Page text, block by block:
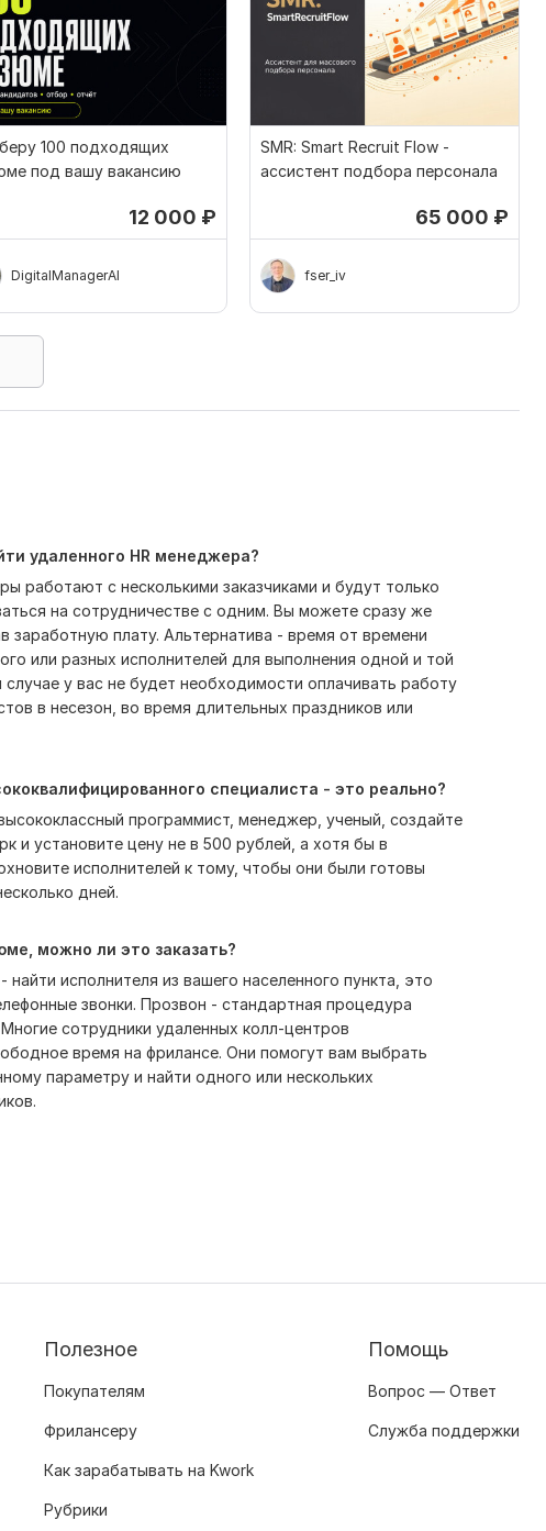
100 подходящих
под вашу вакансию
12 000 ₽
DigitalManagerAI
SMR: Smart Recruit Flow -
ассистент подбора персонала
65 000 ₽
fser_iv
удаленного HR менеджера?
работают с несколькими заказчиками и будут только
на сотрудничестве с одним. Вы можете сразу же
заработную плату. Альтернатива - время от времени
или разных исполнителей для выполнения одной и той
у вас не будет необходимости оплачивать работу
в несезон, во время длительных праздников или
специалиста - это реально?
программист, менеджер, ученый, создайте
и установите цену не в 500 рублей, а хотя бы в
исполнителей к тому, чтобы они были готовы
дней.
можно ли это заказать?
исполнителя из вашего населенного пункта, это
звонки. Прозвон - стандартная процедура
сотрудники удаленных колл-центров
время на фрилансе. Они помогут вам выбрать
параметру и найти одного или нескольких
Полезное
Покупателям
Фрилансеру
Как зарабатывать на Kwork
Рубрики
Помощь
Вопрос — Ответ
Служба поддержки